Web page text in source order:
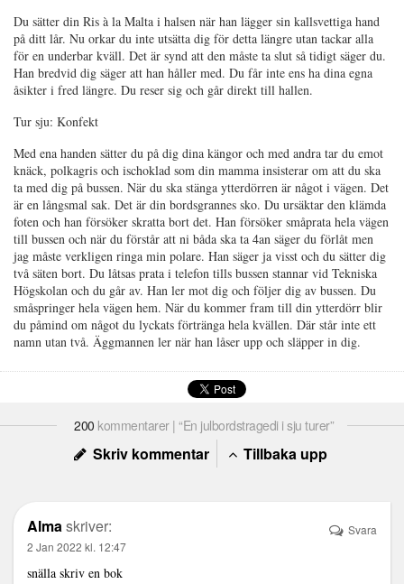
Du sätter din Ris à la Malta i halsen när han lägger sin kallsvettiga hand
på ditt lår. Nu orkar du inte utsätta dig för detta längre utan tackar alla
för en underbar kväll. Det är synd att den måste ta slut så tidigt säger du.
Han bredvid dig säger att han håller med. Du får inte ens ha dina egna
åsikter i fred längre. Du reser sig och går direkt till hallen.
Tur sju: Konfekt
Med ena handen sätter du på dig dina kängor och med andra tar du emot
knäck, polkagris och ischoklad som din mamma insisterar om att du ska
ta med dig på bussen. När du ska stänga ytterdörren är något i vägen. Det
är en långsmal sak. Det är din bordsgrannes sko. Du ursäktar den klämda
foten och han försöker skratta bort det. Han försöker småprata hela vägen
till bussen och när du förstår att ni båda ska ta 4an säger du förlåt men
jag måste verkligen ringa min polare. Han säger ja visst och du sätter dig
två säten bort. Du låtsas prata i telefon tills bussen stannar vid Tekniska
Högskolan och du går av. Han ler mot dig och följer dig av bussen. Du
småspringer hela vägen hem. När du kommer fram till din ytterdörr blir
du påmind om något du lyckats förtränga hela kvällen. Där står inte ett
namn utan två. Äggmannen ler när han låser upp och släpper in dig.
200 kommentarer | “En julbordstragedi i sju turer”
Skriv kommentar Tillbaka upp
Almaskriver:
2 Jan 2022 kl. 12:47
snälla skriv en bok
Svara